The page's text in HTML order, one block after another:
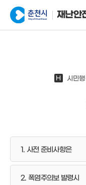
재난안
H 시민
1. 사전 준비사항은
2. 폭염주의보 발령시